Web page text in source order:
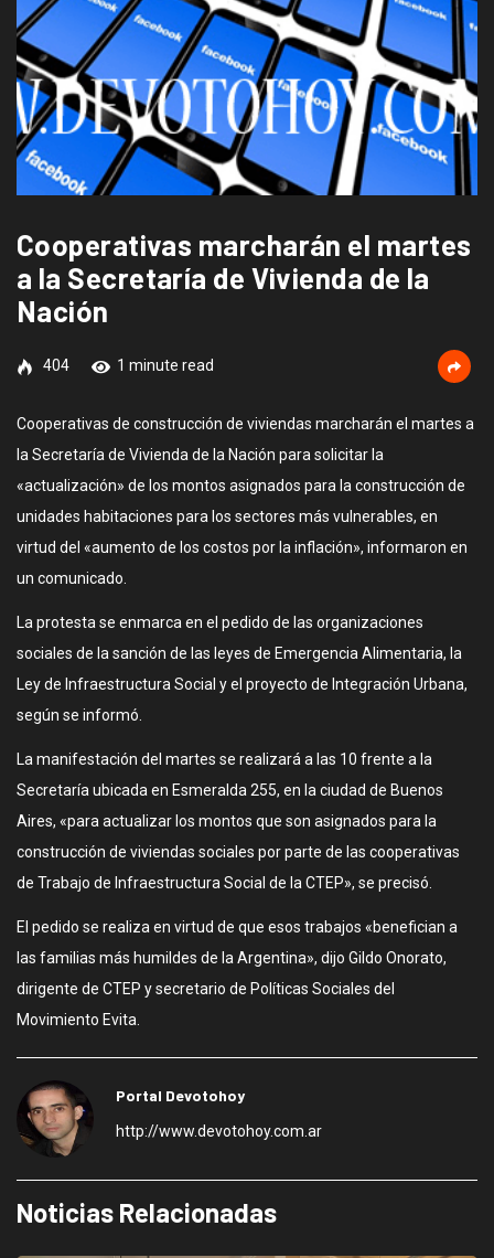
Cooperativas marcharán el martes
a la Secretaría de Vivienda de la
Nación
404 1 minute read
Cooperativas de construcción de viviendas marcharán el martes a
la Secretaría de Vivienda de la Nación para solicitar la
«actualización» de los montos asignados para la construcción de
unidades habitaciones para los sectores más vulnerables, en
virtud del «aumento de los costos por la inflación», informaron en
un comunicado.
La protesta se enmarca en el pedido de las organizaciones
sociales de la sanción de las leyes de Emergencia Alimentaria, la
Ley de Infraestructura Social y el proyecto de Integración Urbana,
según se informó.
La manifestación del martes se realizará a las 10 frente a la
Secretaría ubicada en Esmeralda 255, en la ciudad de Buenos
Aires, «para actualizar los montos que son asignados para la
construcción de viviendas sociales por parte de las cooperativas
de Trabajo de Infraestructura Social de la CTEP», se precisó.
El pedido se realiza en virtud de que esos trabajos «benefician a
las familias más humildes de la Argentina», dijo Gildo Onorato,
dirigente de CTEP y secretario de Políticas Sociales del
Movimiento Evita.
Portal Devotohoy
http://www.devotohoy.com.ar
Noticias Relacionadas